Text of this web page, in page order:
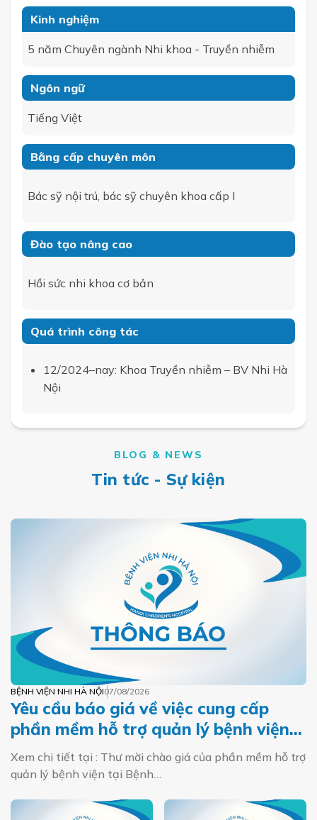
Kinh nghiệm
5 năm Chuyên ngành Nhi khoa - Truyền nhiễm
Ngôn ngữ
Tiếng Việt
Bằng cấp chuyên môn
Bác sỹ nội trú, bác sỹ chuyên khoa cấp I
Đào tạo nâng cao
Hồi sức nhi khoa cơ bản
Quá trình công tác
12/2024–nay: Khoa Truyền nhiễm – BV Nhi Hà
Nội
BLOG & NEWS
Tin tức - Sự kiện
BỆNH VIỆN NHI HÀ NỘI07/08/2026
Yêu cầu báo giá về việc cung cấp
phần mềm hỗ trợ quản lý bệnh viện
tại Bệnh viện Nhi Hà Nội
Xem chi tiết tại : Thư mời chào giá của phần mềm hỗ trợ
quản lý bệnh viện tại Bệnh…